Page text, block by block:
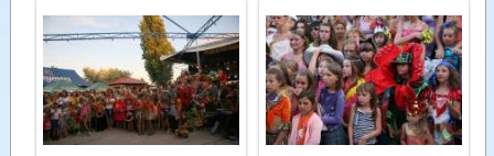
26.07.2012
Admin
26.07.2012
Admin